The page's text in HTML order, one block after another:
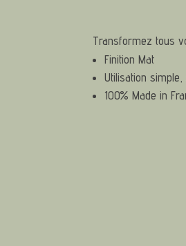
Transformez tous
Finition Mat
Utilisation
100% Made in